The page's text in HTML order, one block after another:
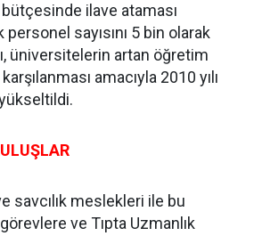
bütçesinde ilave ataması
sayısını 5 bin olarak
üniversitelerin artan öğretim
amacıyla 2010 yılı
savcılık meslekleri ile bu
ve Tıpta Uzmanlık